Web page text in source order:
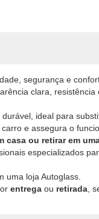
segurança e
clara,
ideal para
e assegura o
casa ou retirar em
especializados
uma loja Autoglass.
entrega ou retirada ,